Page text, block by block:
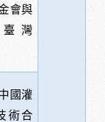
會與
灣
國灌
術合